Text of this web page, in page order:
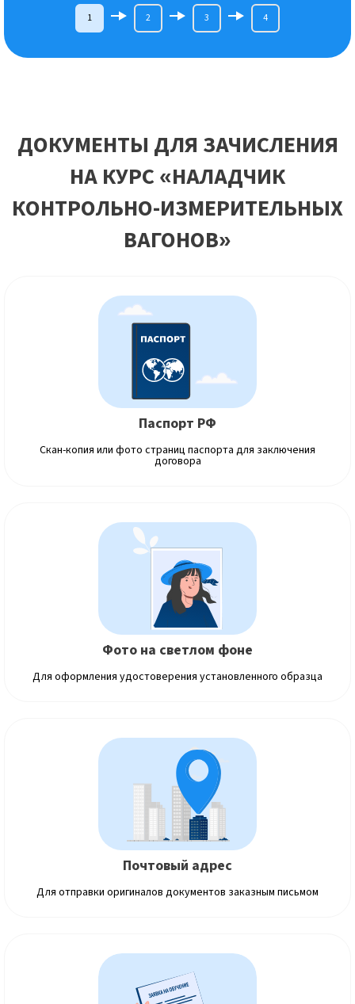
1 2 3 4
ДОКУМЕНТЫ ДЛЯ ЗАЧИСЛЕНИЯ
НА КУРС «НАЛАДЧИК
КОНТРОЛЬНО-ИЗМЕРИТЕЛЬНЫХ
ВАГОНОВ»
Паспорт РФ
Скан-копия или фото страниц паспорта для заключения
договора
Фото на светлом фоне
Для оформления удостоверения установленного образца
Почтовый адрес
Для отправки оригиналов документов заказным письмом